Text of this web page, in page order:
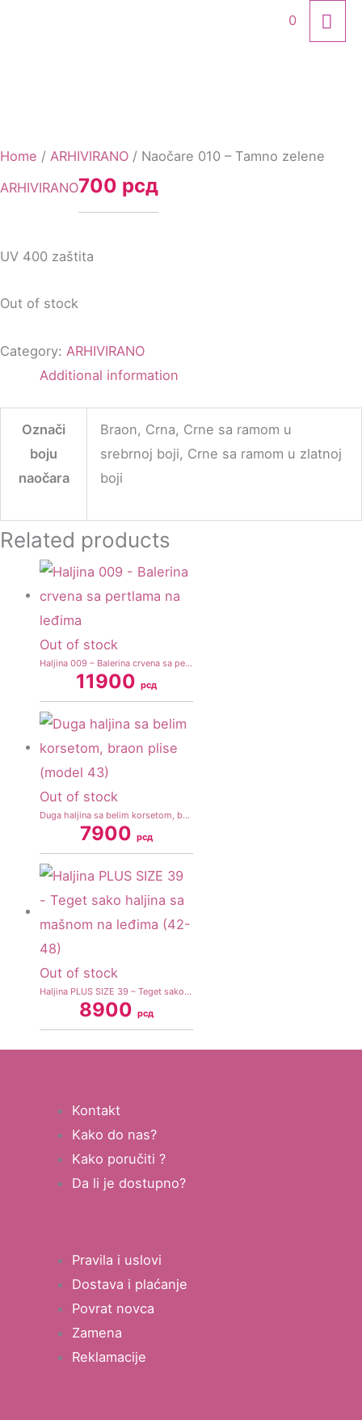
0
Home / ARHIVIRANO / Naočare 010 – Tamno zelene
ARHIVIRANO700 рсд
UV 400 zaštita
Out of stock
Category: ARHIVIRANO
Additional information
Označi
boju
naočara
Braon, Crna, Crne sa ramom u
srebrnoj boji, Crne sa ramom u zlatnoj
boji
Related products
Out of stock
Haljina 009 – Balerina crvena sa pertlama na leđima
11900 рсд
Out of stock
Duga haljina sa belim korsetom, braon plise (model 43)
7900 рсд
Out of stock
Haljina PLUS SIZE 39 – Teget sako haljina sa mašnom na leđima (42-48)
8900 рсд
Kontakt
Kako do nas?
Kako poručiti ?
Da li je dostupno?
Pravila i uslovi
Dostava i plaćanje
Povrat novca
Zamena
Reklamacije